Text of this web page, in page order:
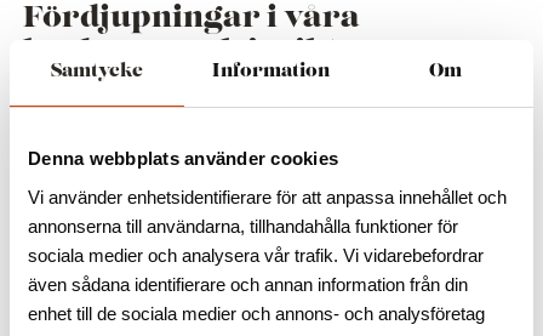
Samtycke Information Om
Denna webbplats använder cookies
Vi använder enhetsidentifierare för att anpassa innehållet och
annonserna till användarna, tillhandahålla funktioner för
sociala medier och analysera vår trafik. Vi vidarebefordrar
även sådana identifierare och annan information från din
enhet till de sociala medier och annons- och analysföretag
Fördjupningar i våra
Trender, undersökningar, intervjuer av återförsäljare
och mängder med kontakter med husbilsresenärer
samt organisationer inom husbilsturismen. Det har vi
försökt förmedla till entreprenörer inom
besöksnäringen men även de som verkar inom
kommunala och regionala organisationer. Samtliga
träffar har sammanställts och här nedan kan du ta del